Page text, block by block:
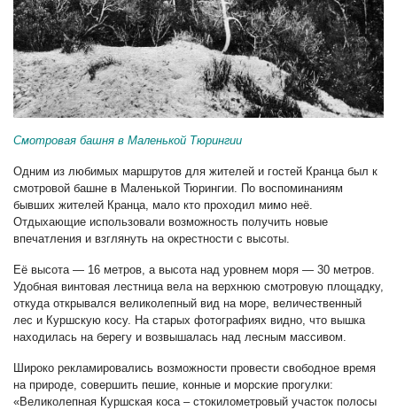
Смотровая башня в Маленькой Тюрингии
Одним из любимых маршрутов для жителей и гостей Кранца был к
смотровой башне в Маленькой Тюрингии. По воспоминаниям
бывших жителей Кранца, мало кто проходил мимо неё.
Отдыхающие использовали возможность получить новые
впечатления и взглянуть на окрестности с высоты.
Её высота — 16 метров, а высота над уровнем моря — 30 метров.
Удобная винтовая лестница вела на верхнюю смотровую площадку,
откуда открывался великолепный вид на море, величественный
лес и Куршскую косу. На старых фотографиях видно, что вышка
находилась на берегу и возвышалась над лесным массивом.
Широко рекламировались возможности провести свободное время
на природе, совершить пешие, конные и морские прогулки:
«Великолепная Куршская коса – стокилометровый участок полосы